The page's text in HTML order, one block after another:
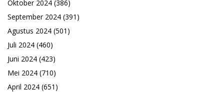
Oktober 2024 (386)
September 2024 (391)
Agustus 2024 (501)
Juli 2024 (460)
Juni 2024 (423)
Mei 2024 (710)
April 2024 (651)